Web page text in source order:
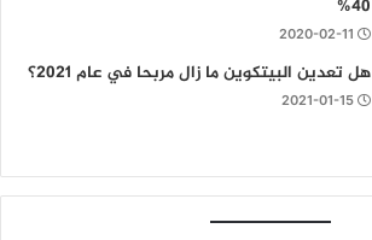
40%
2020-02-11
هل تعدين البيتكوين ما زال مربحا في عام 2021؟
2021-01-15